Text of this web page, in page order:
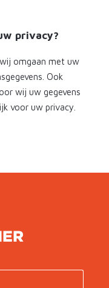
privacy?
omgaan met uw
Ook
wij uw gegevens
voor uw privacy.